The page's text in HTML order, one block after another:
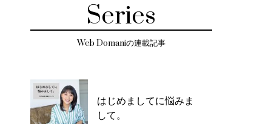
Series
Web Domaniの連載記事
はじめましてに悩みま
して。